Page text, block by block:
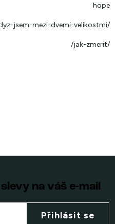
hope
jsem-mezi-dvemi-velikostmi/
/jak-zmerit/
na váš e-mail
Přihlásit se